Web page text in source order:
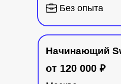
Без опыта
от 120 000 ₽
Начинающий
деятельности.